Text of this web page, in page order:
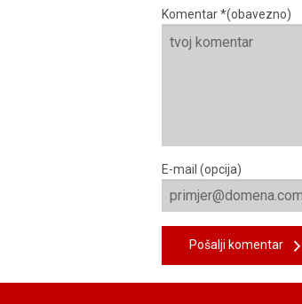
Komentar *(obavezno)
E-mail (opcija)
Pošalji komentar